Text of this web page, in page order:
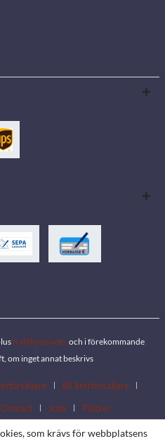
fraktkostnaderoch i förekommande
om inget annat beskrivs
Bli återförsäljare
Contact Jobs Platser
som krävs för webbplatsens